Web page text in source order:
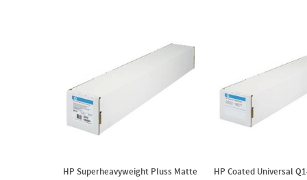
HP Superheavyweight Pluss Matte
HP Coated Universal